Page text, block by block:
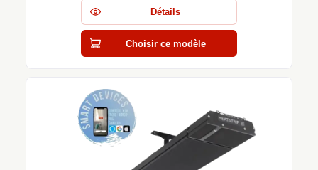
Détails
Choisir ce modèle